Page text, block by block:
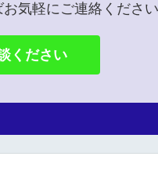
気軽にご連絡くださ
ください